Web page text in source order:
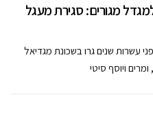
מגורים: סגירת מעגל
עשרות שנים גרו בשכונת מגדיאל
ויוסף סיטי